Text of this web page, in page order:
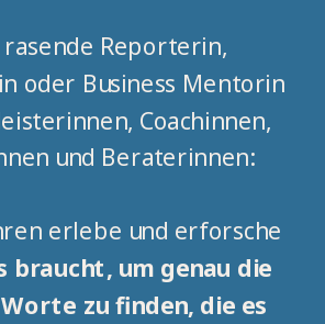
rasende Reporterin,
oder Business Mentorin
Coachinnen,
und Beraterinnen:
erlebe und erforsche
braucht, um genau die
zu finden, die es